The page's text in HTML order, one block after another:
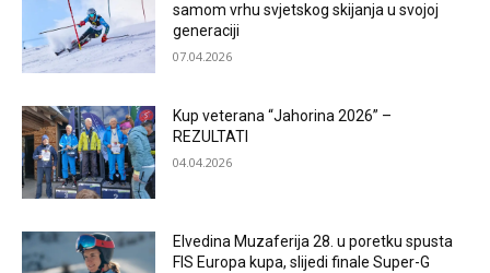
samom vrhu svjetskog skijanja u svojoj
generaciji
07.04.2026
Kup veterana “Jahorina 2026” –
REZULTATI
04.04.2026
Elvedina Muzaferija 28. u poretku spusta
FIS Europa kupa, slijedi finale Super-G